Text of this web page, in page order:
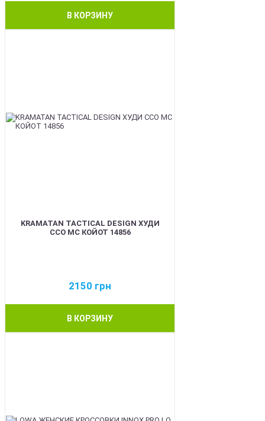
В КОРЗИНУ
KRAMATAN TACTICAL DESIGN ХУДИ
ССО МС КОЙОТ 14856
2150 грн
В КОРЗИНУ